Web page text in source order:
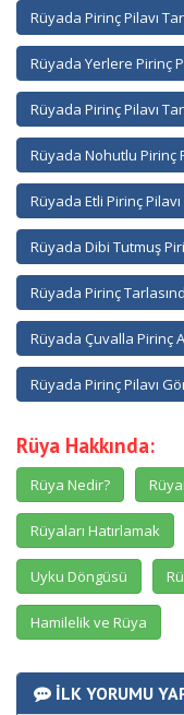
Rüyada Pirinç Pilavı
Rüyada Yerlere Pirinç
Rüyada Pirinç Pilavı
Rüyada Nohutlu Pirinç
Rüyada Etli Pirinç
Rüyada Dibi Tutmuş
Rüyada Pirinç
Rüyada Çuvalla Pirinç
Rüyada Pirinç Pilavı
Rüya Hakkında:
Rüya Nedir?
Rüyaları Hatırlamak
Uyku Döngüsü
Hamilelik ve Rüya
İLK YORUMU